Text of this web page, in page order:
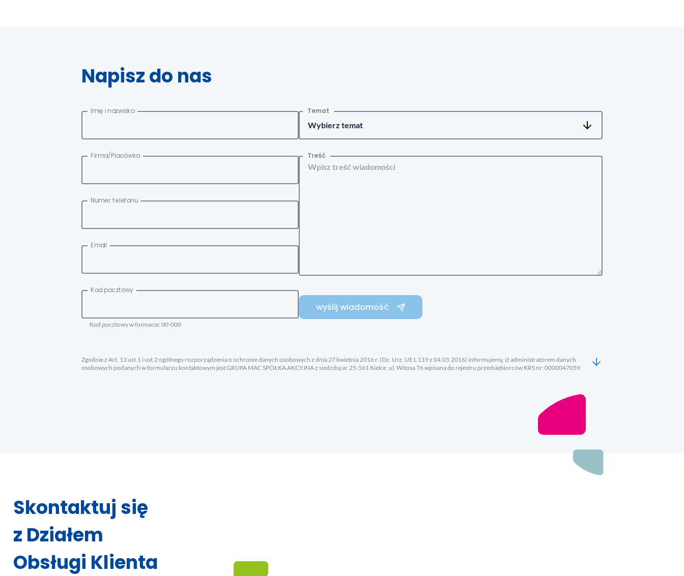
Napisz do nas
Imię i nazwisko
Firma/Placówka
Numer telefonu
Email
Kod pocztowy
Kod pocztowy w formacie: 00-000
Temat
Treść
wyślij wiadomość
Zgodnie z Art. 13 ust.1 i ust.2 ogólnego rozporządzenia o ochronie danych osobowych z dnia 27 kwietnia 2016 r. (Dz. Urz. UE L 119 z 04.05.2016) informujemy, iż administratorem danych
osobowych podanych w formularzu kontaktowym jest GRUPA MAC SPÓŁKA AKCYJNA z siedzibą w: 25-561 Kielce, ul. Witosa 76 wpisana do rejestru przedsiębiorców KRS nr: 0000047059
na względzie optymalizację procesów obsługi Klientów i świadczonych usług - przez okres konieczny do realizacji tego zgłoszenia. Więcej o przetwarzaniu danych – znajdziesz TUTAJ >>>
Skontaktuj się
z Działem
Obsługi Klienta